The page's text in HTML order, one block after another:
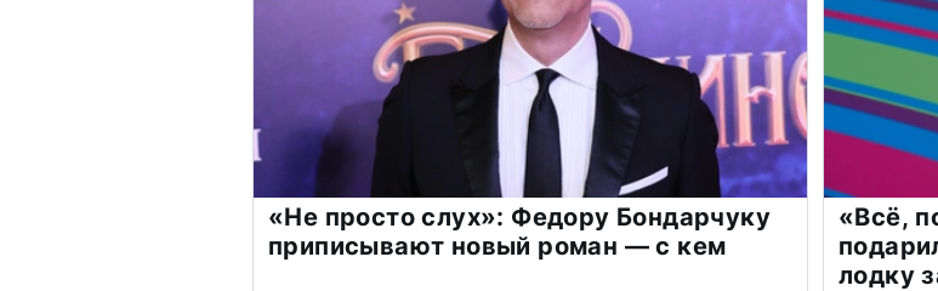
«Не просто слух»: Федору Бондарчуку
приписывают новый роман — с кем
«Всё,
лодку